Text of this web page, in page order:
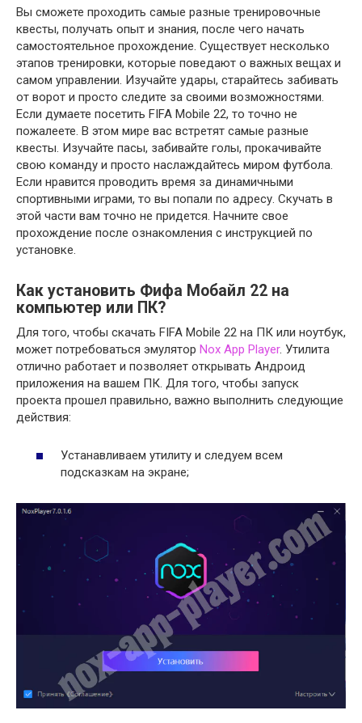
Вы сможете проходить самые разные тренировочные
квесты, получать опыт и знания, после чего начать
самостоятельное прохождение. Существует несколько
этапов тренировки, которые поведают о важных вещах и
самом управлении. Изучайте удары, старайтесь забивать
от ворот и просто следите за своими возможностями.
Если думаете посетить FIFA Mobile 22, то точно не
пожалеете. В этом мире вас встретят самые разные
квесты. Изучайте пасы, забивайте голы, прокачивайте
свою команду и просто наслаждайтесь миром футбола.
Если нравится проводить время за динамичными
спортивными играми, то вы попали по адресу. Скучать в
этой части вам точно не придется. Начните свое
прохождение после ознакомления с инструкцией по
установке.
Как установить Фифа Мобайл 22 на
компьютер или ПК?
Для того, чтобы скачать FIFA Mobile 22 на ПК или ноутбук,
может потребоваться эмулятор Nox App Player. Утилита
отлично работает и позволяет открывать Андроид
приложения на вашем ПК. Для того, чтобы запуск
проекта прошел правильно, важно выполнить следующие
действия:
Устанавливаем утилиту и следуем всем
подсказкам на экране;